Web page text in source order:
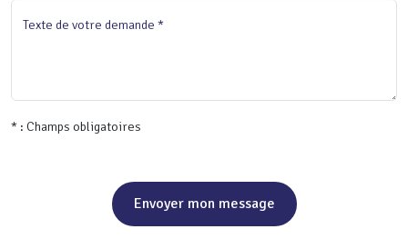
Texte de votre demande *
* : Champs obligatoires
Envoyer mon message